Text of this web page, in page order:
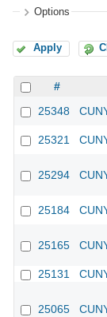
Options
Apply
#
25348
25321
25294
25184
25165
25131
25065